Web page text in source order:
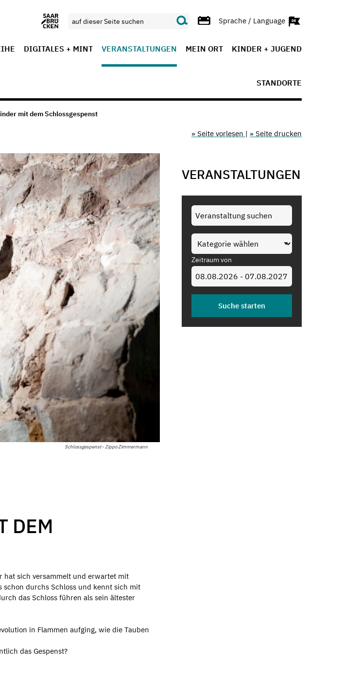
Sprache / Language
DIGITALES + MINT VERANSTALTUNGEN MEIN ORT KINDER + JUGEND
STANDORTE
mit dem Schlossgespenst
» Seite vorlesen | » Seite drucken
Schlossgespenst - Zippo Zimmermann
DEM
hat sich versammelt und erwartet mit
schon durchs Schloss und kennt sich mit
das Schloss führen als sein ältester
in Flammen aufging, wie die Tauben
das Gespenst?
VERANSTALTUNGEN
Zeitraum von